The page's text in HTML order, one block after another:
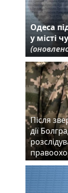
Одеса
у місті
Після
дії